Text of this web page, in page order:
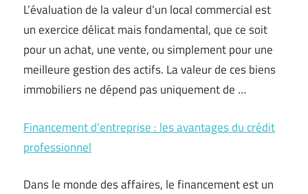
L’évaluation de la valeur d’un local commercial est
un exercice délicat mais fondamental, que ce soit
pour un achat, une vente, ou simplement pour une
meilleure gestion des actifs. La valeur de ces biens
immobiliers ne dépend pas uniquement de …
Financement d’entreprise : les avantages du crédit
professionnel
Dans le monde des affaires, le financement est un